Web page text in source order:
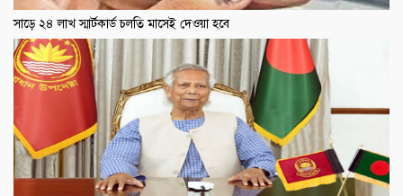
সাড়ে ২৪ লাখ স্মার্টকার্ড চলতি মাসেই দেওয়া হবে